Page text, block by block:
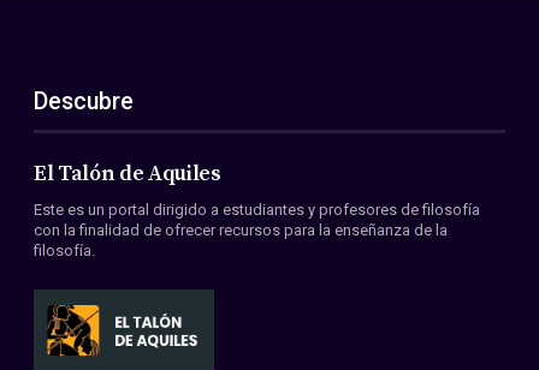
ES
EN
Acerca de nosotros
Miembros
Convenios
Descubre
El Talón de Aquiles
Este es un portal dirigido a estudiantes y profesores de filosofía
con la finalidad de ofrecer recursos para la enseñanza de la
filosofía.